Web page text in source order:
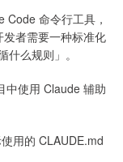
命令行工具，
者需要一种标准化
么规则」。
中使用 Claude 辅助
用的 CLAUDE.md